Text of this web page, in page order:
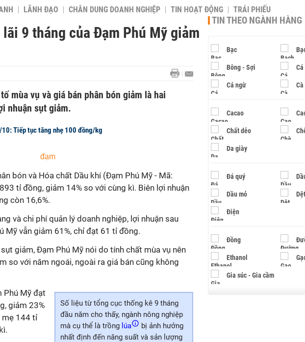
LÃNH ĐẠO CHÂN DUNG DOANH NGHIỆP TIN HOẠT ĐỘNG TRÁI PHIẾU
9 tháng của Đạm Phú Mỹ giảm
mùa vụ và giá bán phân bón giảm là hai
nhuận sụt giảm.
10: Tiếp tục tăng nhẹ 100 đồng/kg
bón và Hóa chất Dầu khí (Đạm Phú Mỹ - Mã:
tỉ đồng, giảm 14% so với cùng kì. Biên lợi nhuận
còn 16,6%.
và chi phí quản lý doanh nghiệp, lợi nhuận sau
Mỹ vẫn giảm 61%, chỉ đạt 61 tỉ đồng.
giảm, Đạm Phú Mỹ nói do tính chất mùa vụ nên
so với năm ngoái, ngoài ra giá bán cũng không
Số liệu từ tổng cục thống kê 9 tháng
đầu năm cho thấy, ngành nông nghiệp
mà cụ thể là trồng lúa
bị ảnh hưởng
nhất định đến năng suất và sản lượng
Phú Mỹ đạt
giảm 23%
mẹ 144 tỉ
TIN THEO NGÀNH HÀNG
Bạc
Bông - Sợi
Cá ngừ
Cacao
Chất dẻo
Da giày
Đá quý
Dầu mỏ
Điện
Đồng
Ethanol
Gia súc - Gia cầm